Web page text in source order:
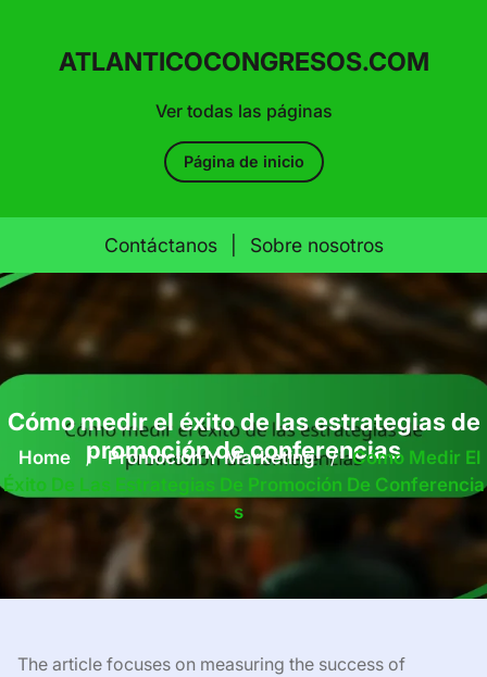
Ver todas las páginas
ATLANTICOCONGRESOS.COM
Página de inicio
Contáctanos Sobre nosotros
Skip
content
Cómo medir el éxito de las estrategias de
promoción de conferencias
Home / Promoción Y Marketing / Cómo Medir El
Éxito De Las Estrategias De Promoción De Conferencia
S
The article focuses on measuring the success of